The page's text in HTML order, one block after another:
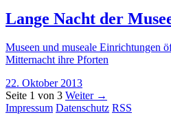
Lange Nacht der
Museen und museale Einrichtungen
Mitternacht ihre Pforten
22. Oktober 2013
Seite 1 von 3 Weiter →
Impressum Datenschutz RSS